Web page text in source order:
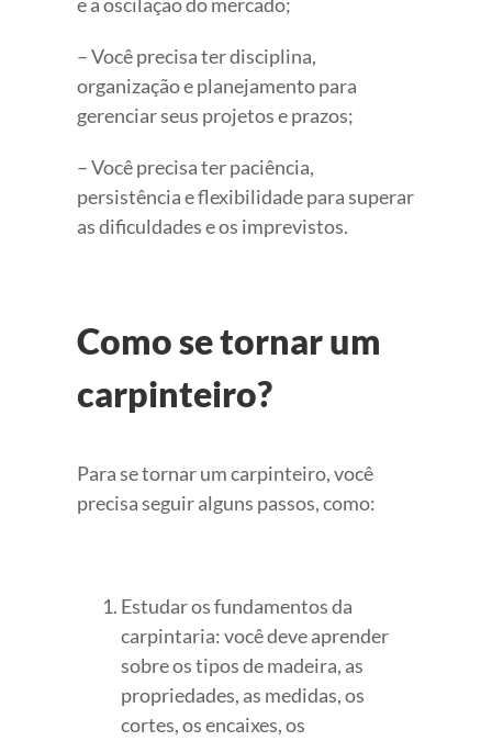
– Você precisa ter disciplina,
organização e planejamento para
gerenciar seus projetos e prazos;
– Você precisa ter paciência,
persistência e flexibilidade para superar
as dificuldades e os imprevistos.
Como se tornar um
carpinteiro?
Para se tornar um carpinteiro, você
precisa seguir alguns passos, como:
Estudar os fundamentos da
carpintaria: você deve aprender
sobre os tipos de madeira, as
propriedades, as medidas, os
cortes, os encaixes, os